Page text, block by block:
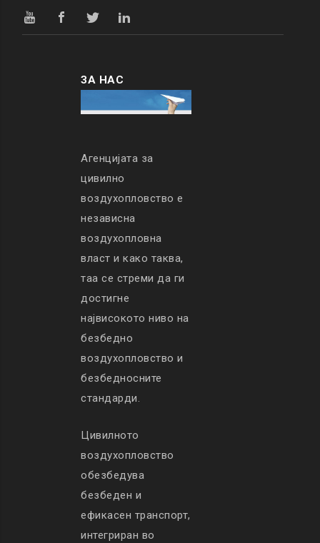
ЗА НАС
Агенцијата за
цивилно
воздухопловство е
независна
воздухопловна
власт и како таква,
таа се стреми да ги
достигне
највисокото ниво на
безбедно
воздухопловство и
безбедносните
стандарди.
Цивилното
воздухопловство
обезбедува
безбеден и
ефикасен транспорт,
интегриран во